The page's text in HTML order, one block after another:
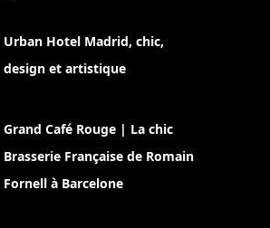
Urban Hotel Madrid, chic,
design et artistique
Grand Café Rouge | La chic
Brasserie Française de Romain
Fornell à Barcelone